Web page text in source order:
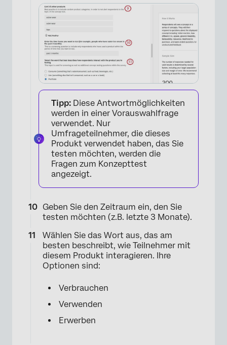
Tipp: Diese Antwortmöglichkeiten
werden in einer Vorauswahlfrage
verwendet. Nur
Umfrageteilnehmer, die dieses
Produkt verwendet haben, das Sie
testen möchten, werden die
Fragen zum Konzepttest
angezeigt.
Geben Sie den Zeitraum ein, den Sie
testen möchten (z.B. letzte 3 Monate).
Wählen Sie das Wort aus, das am
besten beschreibt, wie Teilnehmer mit
diesem Produkt interagieren. Ihre
Optionen sind:
Verbrauchen
Verwenden
Erwerben